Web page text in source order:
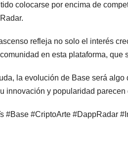
colocarse por encima de
refleja no solo el interés
en esta plataforma, que
la evolución de Base será
innovación y popularidad
#Base #CriptoArte #DappRadar